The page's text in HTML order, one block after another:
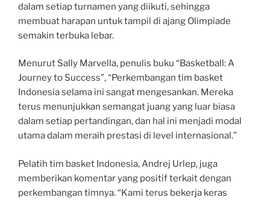
dalam setiap turnamen yang diikuti, sehingga
membuat harapan untuk tampil di ajang Olimpiade
semakin terbuka lebar.
Menurut Sally Marvella, penulis buku “Basketball: A
Journey to Success”, “Perkembangan tim basket
Indonesia selama ini sangat mengesankan. Mereka
terus menunjukkan semangat juang yang luar biasa
dalam setiap pertandingan, dan hal ini menjadi modal
utama dalam meraih prestasi di level internasional.”
Pelatih tim basket Indonesia, Andrej Urlep, juga
memberikan komentar yang positif terkait dengan
perkembangan timnya. “Kami terus bekerja keras